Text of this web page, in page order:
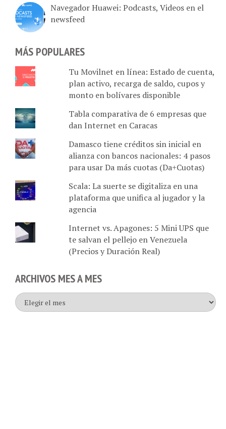
Navegador Huawei: Podcasts, Videos en el
newsfeed
MÁS POPULARES
Tu Movilnet en línea: Estado de cuenta,
plan activo, recarga de saldo, cupos y
monto en bolívares disponible
Tabla comparativa de 6 empresas que
dan Internet en Caracas
Damasco tiene créditos sin inicial en
alianza con bancos nacionales: 4 pasos
para usar Da más cuotas (Da+Cuotas)
Scala: La suerte se digitaliza en una
plataforma que unifica al jugador y la
agencia
Internet vs. Apagones: 5 Mini UPS que
te salvan el pellejo en Venezuela
(Precios y Duración Real)
ARCHIVOS MES A MES
Archivos
mes